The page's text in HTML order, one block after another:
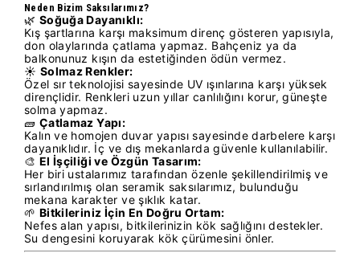
Neden Bizim Saksılarımız?
🌿 Soğuğa Dayanıklı:
Kış şartlarına karşı maksimum direnç gösteren yapısıyla,
don olaylarında çatlama yapmaz. Bahçeniz ya da
balkonunuz kışın da estetiğinden ödün vermez.
☀️ Solmaz Renkler:
Özel sır teknolojisi sayesinde UV ışınlarına karşı yüksek
dirençlidir. Renkleri uzun yıllar canlılığını korur, güneşte
solma yapmaz.
🧱 Çatlamaz Yapı:
Kalın ve homojen duvar yapısı sayesinde darbelere karşı
dayanıklıdır. İç ve dış mekanlarda güvenle kullanılabilir.
🎨 El İşçiliği ve Özgün Tasarım:
Her biri ustalarımız tarafından özenle şekillendirilmiş ve
sırlandırılmış olan seramik saksılarımız, bulunduğu
mekana karakter ve şıklık katar.
🌱 Bitkileriniz İçin En Doğru Ortam:
Nefes alan yapısı, bitkilerinizin kök sağlığını destekler.
Su dengesini koruyarak kök çürümesini önler.